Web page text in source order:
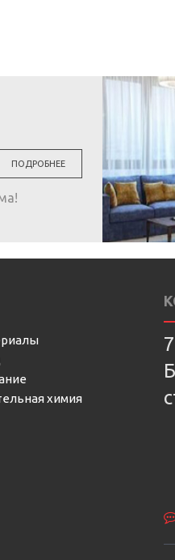
ПОДРОБНЕЕ
химия